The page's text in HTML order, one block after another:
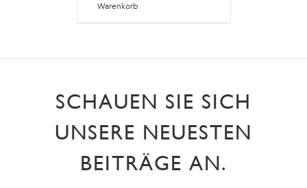
Warenkorb
SCHAUEN SIE SICH
UNSERE NEUESTEN
BEITRÄGE AN.